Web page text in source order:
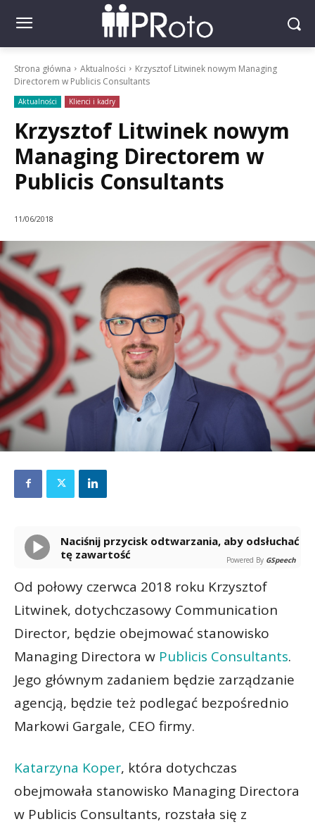
Strona główna Aktualności
Krzysztof Litwinek nowym Managing
Directorem w Publicis Consultants
Aktualności Klienci i kadry
Krzysztof Litwinek nowym
Managing Directorem w
Publicis Consultants
11/06/2018
Naciśnij przycisk odtwarzania, aby odsłuchać
tę zawartość
Powered By GSpeech
Od połowy czerwca 2018 roku Krzysztof
Litwinek, dotychczasowy Communication
Director, będzie obejmować stanowisko
Managing Directora w Publicis Consultants.
Jego głównym zadaniem będzie zarządzanie
agencją, będzie też podlegać bezpośrednio
Markowi Gargale, CEO firmy.
Katarzyna Koper, która dotychczas
obejmowała stanowisko Managing Directora
w Publicis Consultants, rozstała się z